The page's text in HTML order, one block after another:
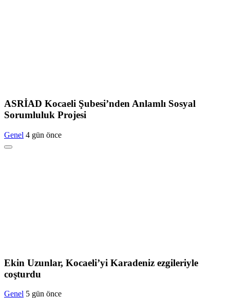
ASRİAD Kocaeli Şubesi’nden Anlamlı Sosyal
Sorumluluk Projesi
Genel 4 gün önce
Ekin Uzunlar, Kocaeli’yi Karadeniz ezgileriyle
coşturdu
Genel 5 gün önce